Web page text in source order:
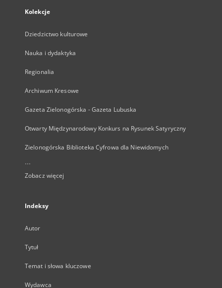
Kolekcje
Dziedzictwo kulturowe
Nauka i dydaktyka
Regionalia
Archiwum Kresowe
Gazeta Zielonogórska - Gazeta Lubuska
Otwarty Międzynarodowy Konkurs na Rysunek Satyryczny
Zielonogórska Biblioteka Cyfrowa dla Niewidomych
...
Zobacz więcej
Indeksy
Autor
Tytuł
Temat i słowa kluczowe
Wydawca